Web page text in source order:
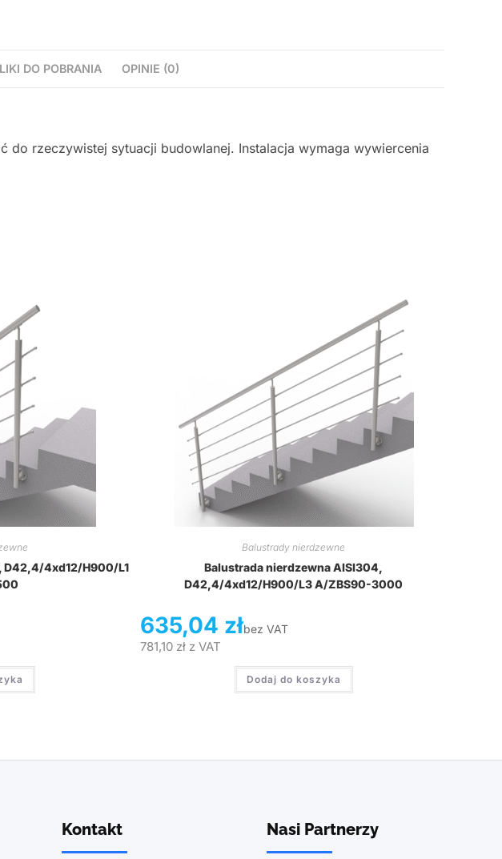
DO POBRANIA OPINIE (0)
do rzeczywistej sytuacji budowlanej. Instalacja wymaga wywiercenia
D42,4/4xd12/H900/L1
Balustrady nierdzewne
Balustrada nierdzewna AISI304,
D42,4/4xd12/H900/L3 A/ZBS90-3000
635,04 złbez VAT
781,10 złz VAT
Dodaj do koszyka
Kontakt Nasi Partnerzy